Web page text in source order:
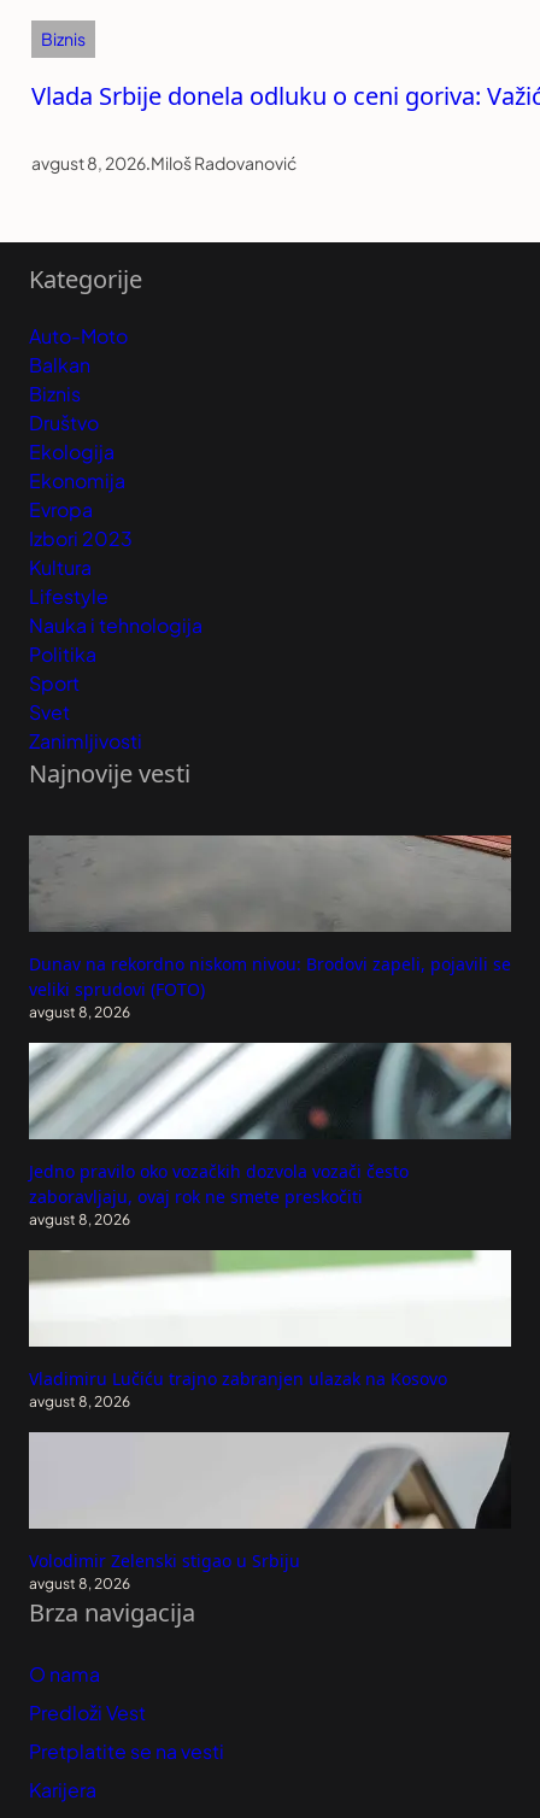
Biznis
Vlada Srbije donela odluku o ceni goriva:
avgust 8, 2026.Miloš Radovanović
Kategorije
Auto-Moto
Balkan
Biznis
Društvo
Ekologija
Ekonomija
Evropa
Izbori 2023
Kultura
Lifestyle
Nauka i tehnologija
Politika
Sport
Svet
Zanimljivosti
Najnovije vesti
Dunav na rekordno niskom nivou: Brodovi zapeli, pojavili se
veliki sprudovi (FOTO)
avgust 8, 2026
Jedno pravilo oko vozačkih dozvola vozači često
zaboravljaju, ovaj rok ne smete preskočiti
avgust 8, 2026
Vladimiru Lučiću trajno zabranjen ulazak na Kosovo
avgust 8, 2026
Volodimir Zelenski stigao u Srbiju
avgust 8, 2026
Brza navigacija
O nama
Predloži Vest
Pretplatite se na vesti
Karijera